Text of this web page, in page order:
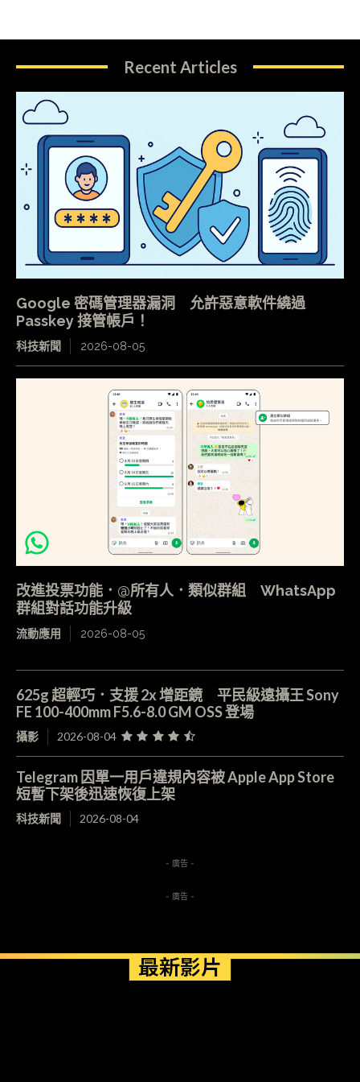
Recent Articles
Google 密碼管理器漏洞 允許惡意軟件繞過
Passkey 接管帳戶！
科技新聞 2026-08-05
改進投票功能．@所有人．類似群組 WhatsApp
群組對話功能升級
流動應用 2026-08-05
625g 超輕巧．支援 2x 增距鏡 平民級遠攝王 Sony
FE 100-400mm F5.6-8.0 GM OSS 登場
攝影 2026-08-04
Telegram 因單一用戶違規內容被 Apple App Store
短暫下架後迅速恢復上架
科技新聞 2026-08-04
- 廣告 -
- 廣告 -
最新影片